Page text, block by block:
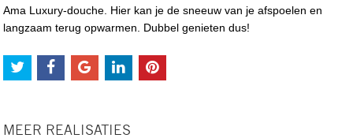
Ama Luxury-douche. Hier kan je de sneeuw van je afspoelen en
langzaam terug opwarmen. Dubbel genieten dus!
MEER REALISATIES